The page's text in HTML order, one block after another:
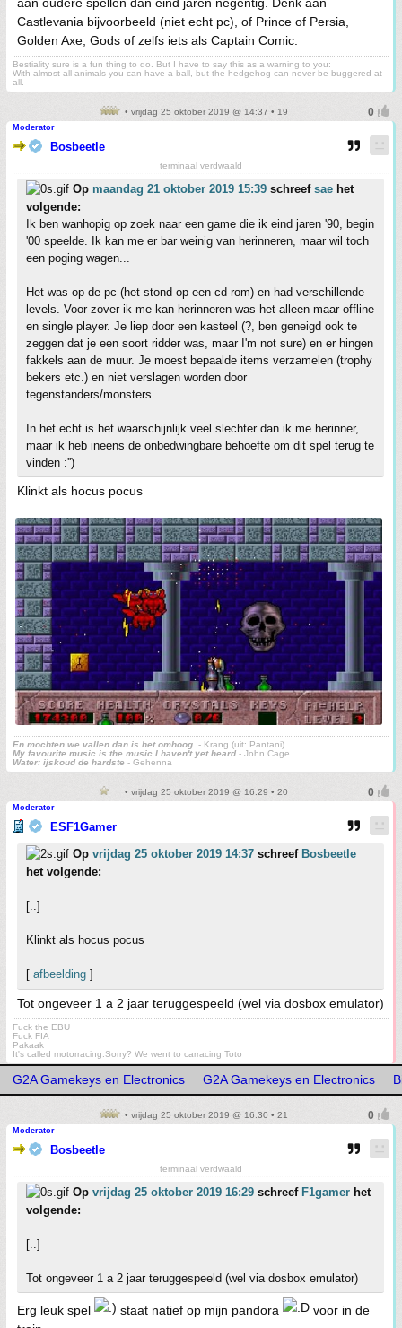
Castlevania bijvoorbeeld (niet echt pc), of Prince of Persia,
Golden Axe, Gods of zelfs iets als Captain Comic.
Bestiality sure is a fun thing to do. But I have to say this as a warning to you:
With almost all animals you can have a ball, but the hedgehog can never be buggered at
all.
• vrijdag 25 oktober 2019 @ 14:37 • 19
Moderator
Bosbeetle
terminaal verdwaald
Op maandag 21 oktober 2019 15:39 schreef sae het
volgende:
Ik ben wanhopig op zoek naar een game die ik eind jaren '90, begin
'00 speelde. Ik kan me er bar weinig van herinneren, maar wil toch
een poging wagen...
Het was op de pc (het stond op een cd-rom) en had verschillende
levels. Voor zover ik me kan herinneren was het alleen maar offline
en single player. Je liep door een kasteel (?, ben geneigd ook te
zeggen dat je een soort ridder was, maar I'm not sure) en er hingen
fakkels aan de muur. Je moest bepaalde items verzamelen (trophy
bekers etc.) en niet verslagen worden door
tegenstanders/monsters.
In het echt is het waarschijnlijk veel slechter dan ik me herinner,
maar ik heb ineens de onbedwingbare behoefte om dit spel terug te
vinden :'')
Klinkt als hocus pocus
En mochten we vallen dan is het omhoog. - Krang (uit: Pantani)
My favourite music is the music I haven't yet heard - John Cage
Water: ijskoud de hardste - Gehenna
• vrijdag 25 oktober 2019 @ 16:29 • 20
Moderator
ESF1Gamer
Op vrijdag 25 oktober 2019 14:37 schreef Bosbeetle
het volgende:
[..]
Klinkt als hocus pocus
[ afbeelding ]
Tot ongeveer 1 a 2 jaar teruggespeeld (wel via dosbox emulator)
Fuck the EBU
Fuck FIA
Pakaak
It's called motorracing.Sorry? We went to carracing Toto
G2A Gamekeys en Electronics G2A Gamekeys en Electronics
• vrijdag 25 oktober 2019 @ 16:30 • 21
Moderator
Bosbeetle
terminaal verdwaald
Op vrijdag 25 oktober 2019 16:29 schreef F1gamer het
volgende:
[..]
Tot ongeveer 1 a 2 jaar teruggespeeld (wel via dosbox emulator)
Erg leuk spel staat natief op mijn pandora
voor in de